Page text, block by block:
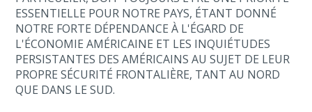
ESSENTIELLE POUR NOTRE PAYS, ÉTANT DONNÉ
NOTRE FORTE DÉPENDANCE À L'ÉGARD DE
L'ÉCONOMIE AMÉRICAINE ET LES INQUIÉTUDES
PERSISTANTES DES AMÉRICAINS AU SUJET DE LEUR
PROPRE SÉCURITÉ FRONTALIÈRE, TANT AU NORD
QUE DANS LE SUD.